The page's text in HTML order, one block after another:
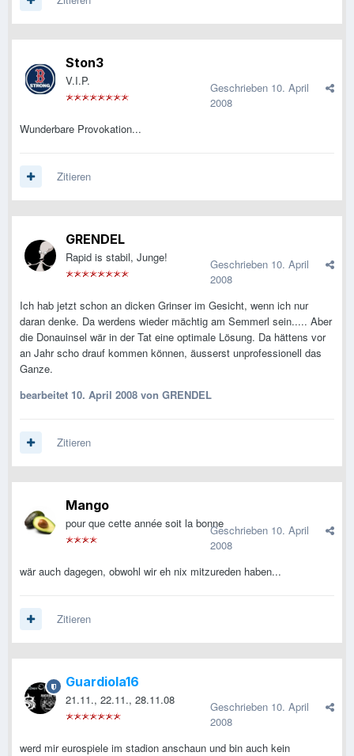
Ston3
V.I.P. Geschrieben 10. April
2008
Wunderbare Provokation...
Zitieren
GRENDEL
Rapid is stabil, Junge! Geschrieben 10. April
2008
Ich hab jetzt schon an dicken Grinser im Gesicht, wenn ich nur
daran denke. Da werdens wieder mächtig am Semmerl sein..... Aber
die Donauinsel wär in der Tat eine optimale Lösung. Da hättens vor
an Jahr scho drauf kommen können, äusserst unprofessionell das
Ganze.
bearbeitet 10. April 2008 von GRENDEL
Zitieren
Mango
pour que cette année soit la bonneGeschrieben 10. April
2008
wär auch dagegen, obwohl wir eh nix mitzureden haben...
Zitieren
Guardiola16
21.11., 22.11., 28.11.08 Geschrieben 10. April
2008
werd mir eurospiele im stadion anschaun und bin auch kein